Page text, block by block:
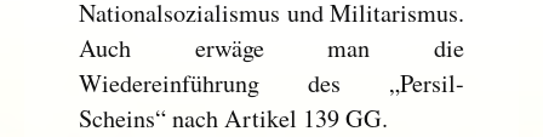
Nationalsozialismus und Militarismus.
Auch erwäge man die
Wiedereinführung des „Persil-
Scheins“ nach Artikel 139 GG.